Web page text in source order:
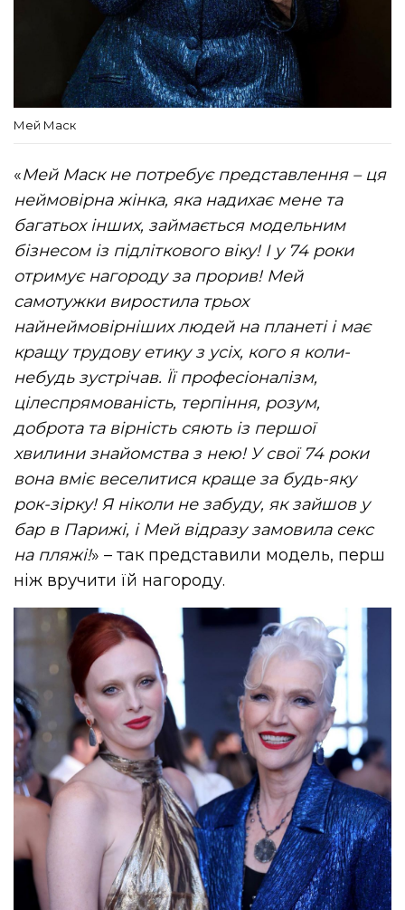
Мей Маск
«Мей Маск не потребує представлення – ця
неймовірна жінка, яка надихає мене та
багатьох інших, займається модельним
бізнесом із підліткового віку! І у 74 роки
отримує нагороду за прорив! Мей
самотужки виростила трьох
найнеймовірніших людей на планеті і має
кращу трудову етику з усіх, кого я коли-
небудь зустрічав. Її професіоналізм,
цілеспрямованість, терпіння, розум,
доброта та вірність сяють із першої
хвилини знайомства з нею! У свої 74 роки
вона вміє веселитися краще за будь-яку
рок-зірку! Я ніколи не забуду, як зайшов у
бар в Парижі, і Мей відразу замовила секс
на пляжі!» – так представили модель, перш
ніж вручити їй нагороду.